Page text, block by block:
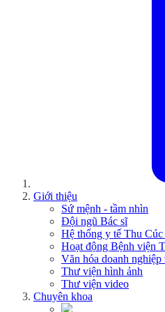
Giới thiệu
Sứ mệnh - tầm nhìn
Đội ngũ Bác sĩ
Hệ thống y tế Thu
Hoạt động Bệnh viện
Văn hóa doanh
Thư viện hình ảnh
Thư viện video
Chuyên khoa